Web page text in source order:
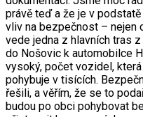
právě teď a že je v
vliv na bezpečnost – nejen
vede jedna z hlavních tras
do Nošovic k automobilce
vysoký, počet vozidel,
pohybuje v tisících.
řešili, a věřím, že se to
budou po obci pohybovat